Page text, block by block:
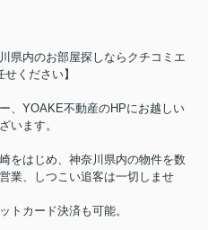
県内のお部屋探しならクチコミエ
ください】
、YOAKE不動産のHPにお越しい
います。
をはじめ、神奈川県内の物件を数
業、しつこい追客は一切しませ
トカード決済も可能。